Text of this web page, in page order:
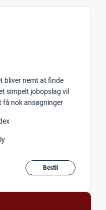
bliver nemt at finde
simpelt jobopslag vil
nok ansøgninger
Bestil